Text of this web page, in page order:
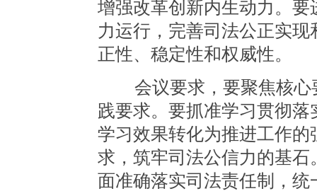
增强改革创新内生动力。
力运行，完善司法公正实
正性、稳定性和权威性。
会议要求，要聚焦核心
践要求。要抓准学习贯彻
学习效果转化为推进工作的
求，筑牢司法公信力的基
面准确落实司法责任制，